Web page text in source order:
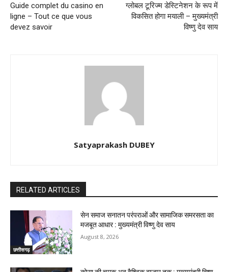
Guide complet du casino en
ligne – Tout ce que vous
devez savoir
ग्लोबल टूरिज्म डेस्टिनेशन के रूप में
विकसित होगा मयाली – मुख्यमंत्री
विष्णु देव साय
Satyaprakash DUBEY
RELATED ARTICLES
छत्तीसगढ़
सेन समाज सनातन परंपराओं और सामाजिक समरसता का
मजबूत आधार : मुख्यमंत्री विष्णु देव साय
August 8, 2026